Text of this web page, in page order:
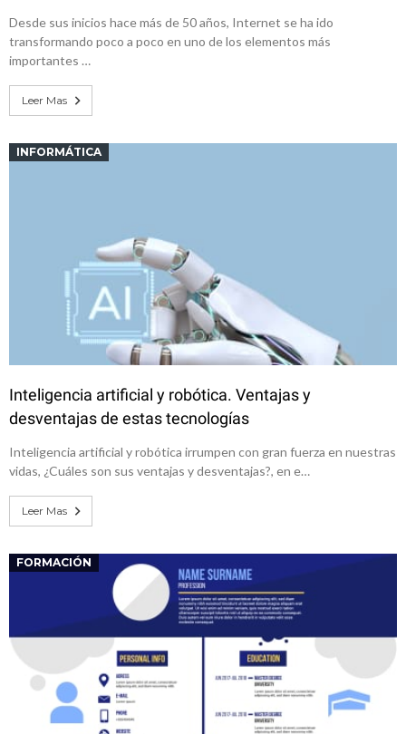
Desde sus inicios hace más de 50 años, Internet se ha ido
transformando poco a poco en uno de los elementos más
importantes …
Leer Mas
INFORMÁTICA
Inteligencia artificial y robótica. Ventajas y
desventajas de estas tecnologías
Inteligencia artificial y robótica irrumpen con gran fuerza en nuestras
vidas, ¿Cuáles son sus ventajas y desventajas?, en e…
Leer Mas
FORMACIÓN